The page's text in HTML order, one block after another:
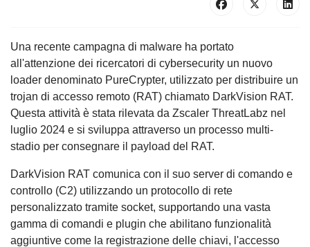
Una recente campagna di malware ha portato
all'attenzione dei ricercatori di cybersecurity un nuovo
loader denominato PureCrypter, utilizzato per distribuire un
trojan di accesso remoto (RAT) chiamato DarkVision RAT.
Questa attività è stata rilevata da Zscaler ThreatLabz nel
luglio 2024 e si sviluppa attraverso un processo multi-
stadio per consegnare il payload del RAT.
DarkVision RAT comunica con il suo server di comando e
controllo (C2) utilizzando un protocollo di rete
personalizzato tramite socket, supportando una vasta
gamma di comandi e plugin che abilitano funzionalità
aggiuntive come la registrazione delle chiavi, l'accesso